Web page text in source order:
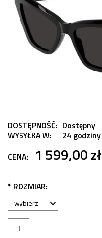
DOSTĘPNOŚĆ: Dostępny
WYSYŁKA W:
24 godziny
CENA:
1 599,00 zł
* ROZMIAR: